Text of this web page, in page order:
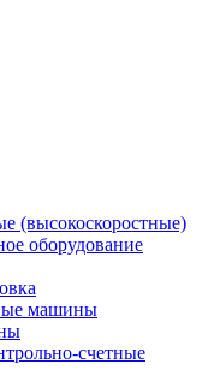
(высокоскоростные)
оборудование
машины
счетные